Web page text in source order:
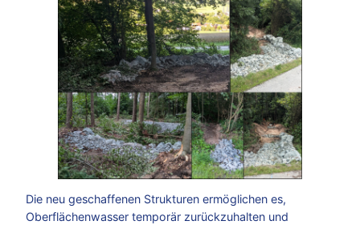
Die neu geschaffenen Strukturen ermöglichen es,
Oberflächenwasser temporär zurückzuhalten und